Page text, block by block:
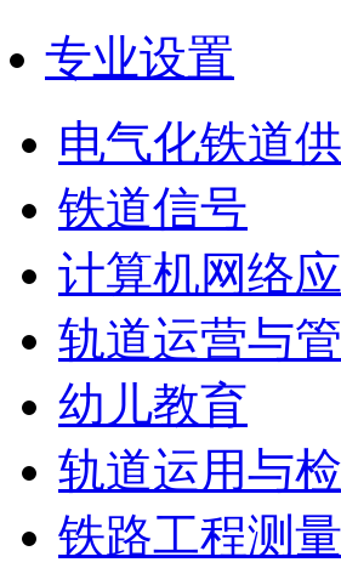
专业设置
电气化铁道
铁道信号
计算机网络
轨道运营与
幼儿教育
轨道运用与
铁路工程测量